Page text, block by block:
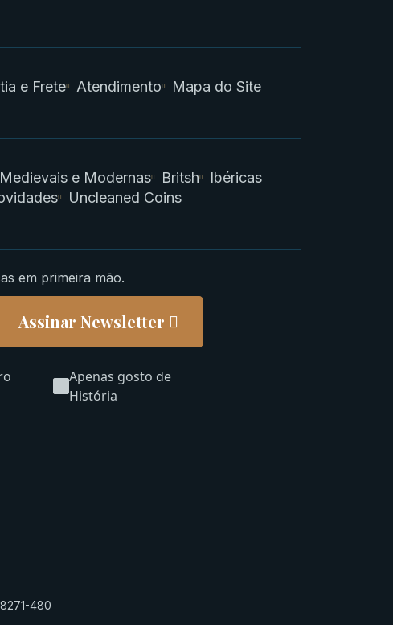
e Frete Atendimento Mapa do Site
Medievais e Modernas Britsh
Ibéricas
Uncleaned Coins
em primeira mão.
Apenas gosto de
História
Assinar Newsletter
480